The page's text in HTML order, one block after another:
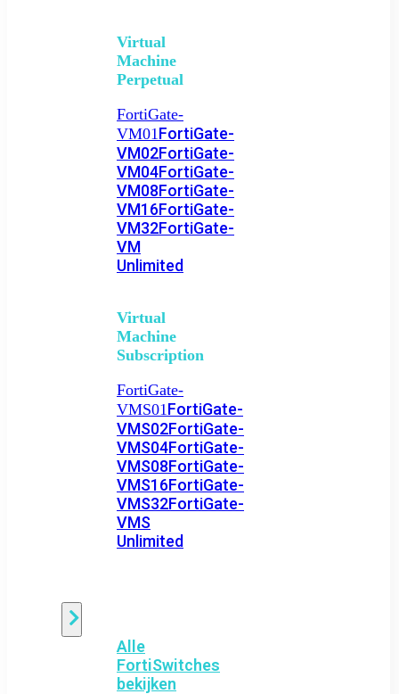
Virtual
Machine
Perpetual
FortiGate-
VM01FortiGate-
VM02FortiGate-
VM04FortiGate-
VM08FortiGate-
VM16FortiGate-
VM32FortiGate-
VM
Unlimited
Virtual
Machine
Subscription
FortiGate-
VMS01FortiGate-
VMS02FortiGate-
VMS04FortiGate-
VMS08FortiGate-
VMS16FortiGate-
VMS32FortiGate-
VMS
Unlimited
Alle
FortiSwitches
bekijken